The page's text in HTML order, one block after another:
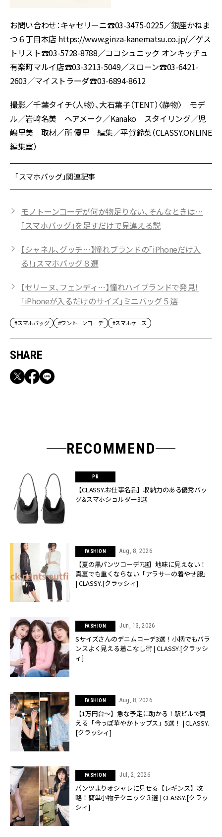
お問い合わせ：キャセリーニ☎︎03-3475-0225／銀座かねま
つ６丁目本店 https://www.ginza-kanematsu.co.jp/／ゲス
トリスト☎︎03-5728-8788／ココシュニック オンキッチュ
有楽町マルイ店☎︎03-3213-5049／スローン☎︎03-6421-
2603／マイストラーダ☎︎03-6894-8612
撮影／千葉タイチ〈人物〉、大石葉子（TENT）〈静物〉 モデ
ル／岩﨑名美 ヘアメーク／Kanako スタイリング／児
嶋里美 取材／所 優里 編集／平賀鈴菜（CLASSY.ONLINE
編集室）
「スマホバッグ」関連記事
モノトーンコーデが何か物足りない、そんなときは…
「スマホバッグ」を足すだけで見違える説
【シャネル、グッチ…】憧れブランドの「iPhoneだけ入
る！」スマホバッグ８選
【セリーヌ、フェンディ…】憧れハイブランドで発見！
「iPhoneが入るだけのサイズ」ミニバッグ５選
#スマホバッグ #ワントーンコーデ #スマホケース
SHARE
RECOMMEND
【CLASSY.お仕事名品】収納力のある優秀バッ
グ&スマホショルダー3選
FASHION Aug, 8, 2026
【夏の黒パンツコーデ7選】地味に見えない！
真夏でも重くならない「アラサーの着やせ服」
| CLASSY.[クラッシィ]
FASHION Jun, 13, 2026
Sサイズさんのデニムコーデ3選！小柄でもバラ
ンスよく見える着こなし術 | CLASSY.[クラッシ
ィ]
FASHION Aug, 8, 2026
【1万円台〜】急な予定に助かる！駅ビルで買
える「今っぽ華やかトップス」5選！ | CLASSY.
[クラッシィ]
FASHION Jul, 2, 2026
パンツよりオシャレに見せる【レギンス】攻
略！簡単小物テクニック３選 | CLASSY.[クラッ
シィ]